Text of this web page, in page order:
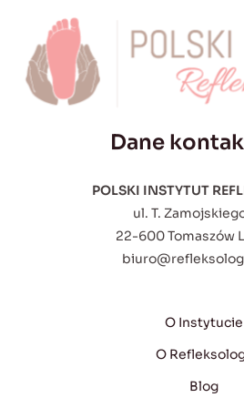
Dane
POLSKI INSTYTUT
ul. T.
22-600 Tomaszów
O Instytucie
O
Blog